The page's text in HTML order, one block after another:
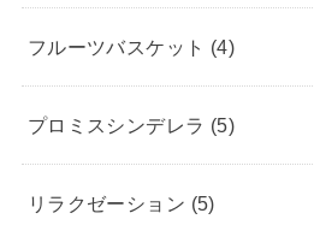
フルーツバスケット (4)
プロミスシンデレラ (5)
リラクゼーション (5)